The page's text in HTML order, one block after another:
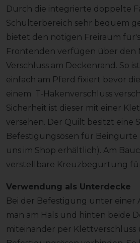
Durch die integrierte doppelte
Schulterbereich sehr bequem
bietet den nötigen Freiraum
Frontenden verfügen über den
Verschluss am Deckenrand. So
einfach am Pferd fixiert bevor
einem T-Hakenverschluss
Sicherheit ist dieser mit einer
versehen. Der Quilt besitzt eine
Befestigungsösen für Beingurte
uns im Shop erhältlich). Am
verstellbare Kreuzbegurtung
Verwendung als Unterdecke
Bei der Befestigung unter einer
man am Hals und hinten beide
miteinander per Klettverschluss